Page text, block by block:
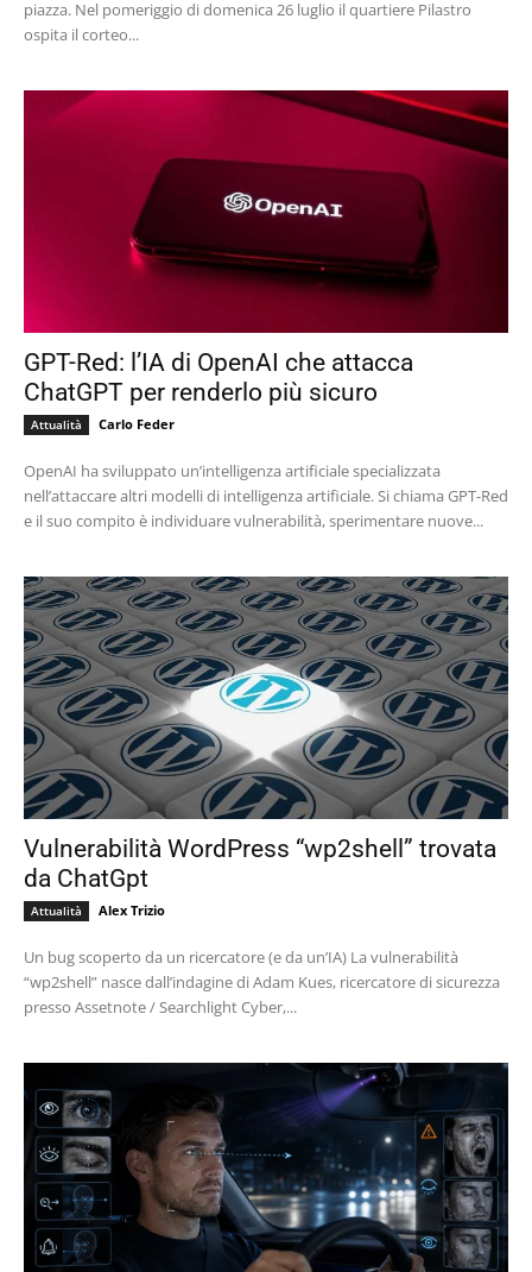
piazza. Nel pomeriggio di domenica 26 luglio il quartiere Pilastro
ospita il corteo...
GPT-Red: l’IA di OpenAI che attacca
ChatGPT per renderlo più sicuro
Attualità Carlo Feder
OpenAI ha sviluppato un’intelligenza artificiale specializzata
nell’attaccare altri modelli di intelligenza artificiale. Si chiama GPT-Red
e il suo compito è individuare vulnerabilità, sperimentare nuove...
Vulnerabilità WordPress “wp2shell” trovata
da ChatGpt
Attualità Alex Trizio
Un bug scoperto da un ricercatore (e da un’IA) La vulnerabilità
“wp2shell” nasce dall’indagine di Adam Kues, ricercatore di sicurezza
presso Assetnote / Searchlight Cyber,...